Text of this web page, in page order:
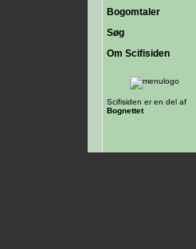
Bogomtaler
Søg
Om Scifisiden
Scifisiden er en del af
Bognettet